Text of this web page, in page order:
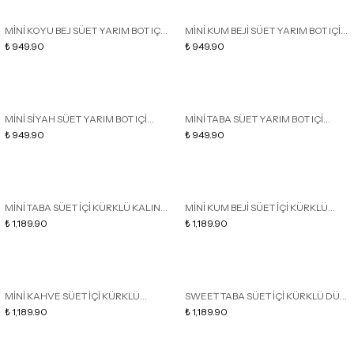
MİNİ KOYU BEJ SÜET YARIM BOT IÇİ
TÜYLÜ DÜZ TABAN KADIN
₺ 949.90
MİNİ KUM BEJİ SÜET YARIM BOT IÇİ
TÜYLÜ DÜZ TABAN KADIN
₺ 949.90
MİNİ SİYAH SÜET YARIM BOT IÇİ
TÜYLÜ DÜZ TABAN KADIN
₺ 949.90
MİNİ TABA SÜET YARIM BOT IÇİ
TÜYLÜ DÜZ TABAN KADIN
₺ 949.90
MİNİ TABA SÜET İÇİ KÜRKLÜ KALIN
TABAN KADIN BOT
₺ 1,189.90
MİNİ KUM BEJİ SÜET İÇİ KÜRKLÜ
KALIN TABAN KADIN BOT
₺ 1,189.90
MİNİ KAHVE SÜET İÇİ KÜRKLÜ
KALIN TABAN KADIN BOT
₺ 1,189.90
SWEET TABA SÜET İÇİ KÜRKLÜ DÜZ
TABAN SABO EV TERLİĞİ
₺ 1,189.90